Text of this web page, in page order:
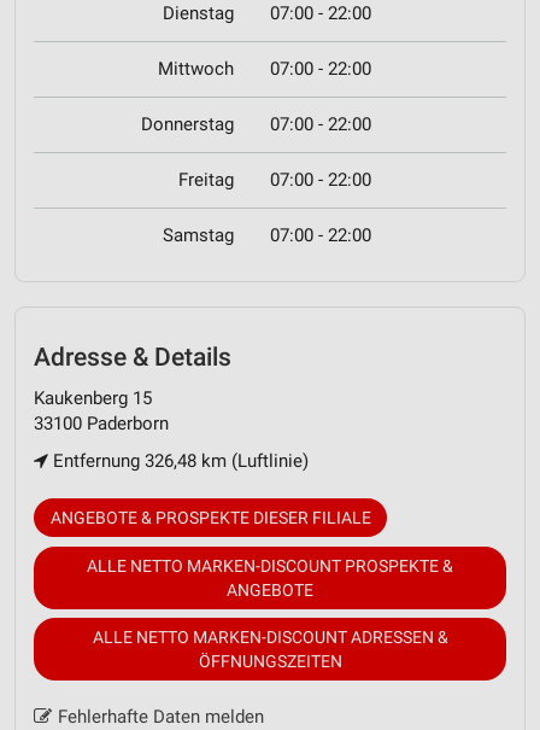
Dienstag 07:00 - 22:00
Mittwoch 07:00 - 22:00
Donnerstag 07:00 - 22:00
Freitag 07:00 - 22:00
Samstag 07:00 - 22:00
Adresse & Details
Kaukenberg 15
33100 Paderborn
Entfernung 326,48 km (Luftlinie)
ANGEBOTE & PROSPEKTE DIESER FILIALE
ALLE NETTO MARKEN-DISCOUNT PROSPEKTE &
ANGEBOTE
ALLE NETTO MARKEN-DISCOUNT ADRESSEN &
ÖFFNUNGSZEITEN
Fehlerhafte Daten melden